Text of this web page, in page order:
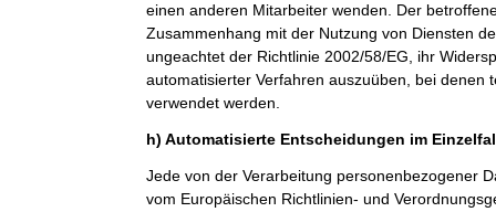
einen anderen Mitarbeiter wenden. Der
Zusammenhang mit der Nutzung von Diensten
ungeachtet der Richtlinie 2002/58/EG, ihr
automatisierter Verfahren auszuüben, bei denen
verwendet werden.
h) Automatisierte Entscheidungen im
Jede von der Verarbeitung personenbezogener
vom Europäischen Richtlinien- und